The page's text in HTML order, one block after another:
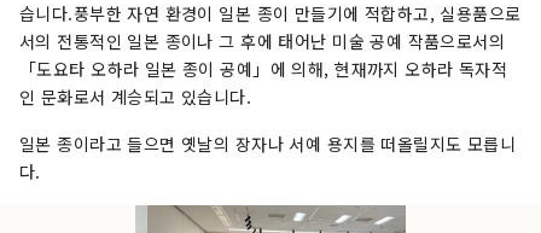
습니다.풍부한 자연 환경이 일본 종이 만들기에 적합하고, 실용품으로
서의 전통적인 일본 종이나 그 후에 태어난 미술 공예 작품으로서의
「도요타 오하라 일본 종이 공예」에 의해, 현재까지 오하라 독자적
인 문화로서 계승되고 있습니다.
일본 종이라고 들으면 옛날의 장자나 서예 용지를 떠올릴지도 모릅니
다.